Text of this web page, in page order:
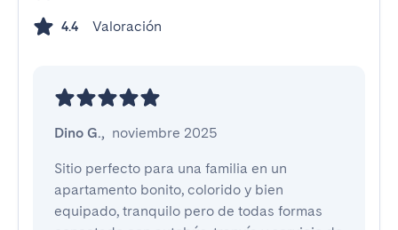
4.4 Valoración
Dino G., noviembre 2025
Sitio perfecto para una familia en un
apartamento bonito, colorido y bien
equipado, tranquilo pero de todas formas